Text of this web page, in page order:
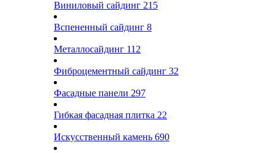
Виниловый сайдинг 215
Вспененный сайдинг 8
Металлосайдинг 112
Фиброцементный сайдинг 32
Фасадные панели 297
Гибкая фасадная плитка 22
Искусственный камень 690